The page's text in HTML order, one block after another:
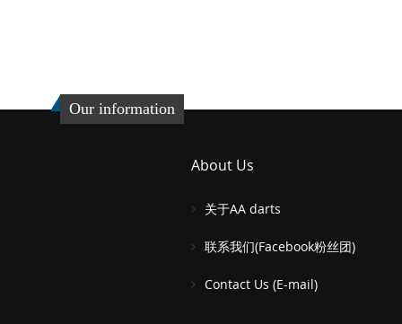
Our information
About Us
关于AA darts
联系我们(Facebook粉丝团)
Contact Us (E-mail)